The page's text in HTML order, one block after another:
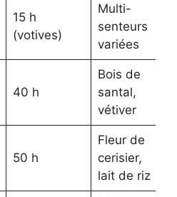
15 h
(votives)
Multi-
senteurs
variées
40 h
Bois de
santal,
vétiver
50 h
Fleur de
cerisier,
lait de riz